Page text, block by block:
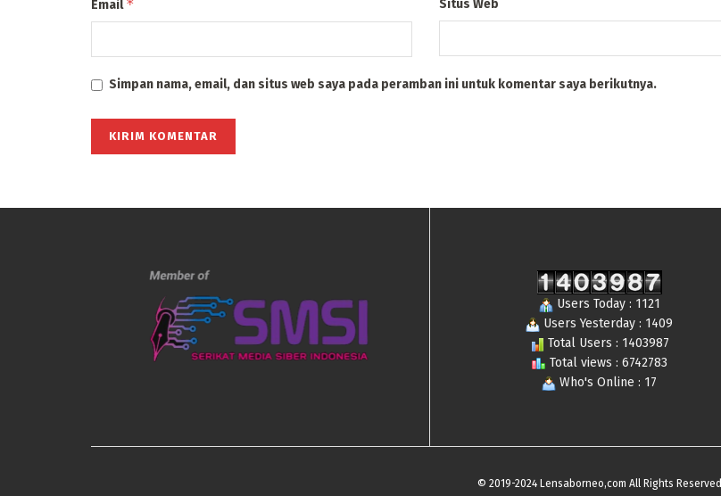
Email* Situs Web
Simpan nama, email, dan situs web saya pada peramban ini untuk komentar saya berikutnya.
Users Today : 1121
Users Yesterday : 1409
Total Users : 1403987
Total views : 6742783
Who's Online : 17
© 2019-2024 Lensaborneo,com All Rights Reserved